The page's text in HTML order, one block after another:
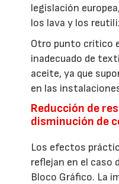
legislación
los lava y los
Otro punto crítico
inadecuado de
aceite, ya que
en las
Reducción de
disminución de
Los efectos
reflejan en el caso
Bloco Gráfico. La